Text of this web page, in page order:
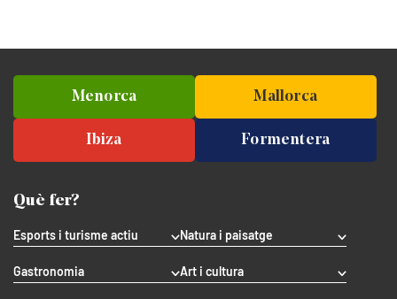
Menorca Mallorca
Ibiza Formentera
Què fer?
Esports i turisme actiu Natura i paisatge
Gastronomia Art i cultura